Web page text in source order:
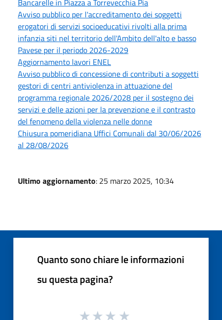
Avviso pubblico per l'accreditamento dei soggetti
erogatori di servizi socioeducativi rivolti alla prima
infanzia siti nel territorio dell'Ambito dell'alto e basso
Pavese per il periodo 2026-2029
Aggiornamento lavori ENEL
Avviso pubblico di concessione di contributi a soggetti
gestori di centri antiviolenza in attuazione del
programma regionale 2026/2028 per il sostegno dei
servizi e delle azioni per la prevenzione e il contrasto
del fenomeno della violenza nelle donne
Chiusura pomeridiana Uffici Comunali dal 30/06/2026
al 28/08/2026
Ultimo aggiornamento: 25 marzo 2025, 10:34
Quanto sono chiare le informazioni
su questa pagina?